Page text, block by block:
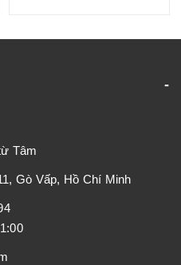
Tâm
Gò Vấp, Hồ Chí Minh